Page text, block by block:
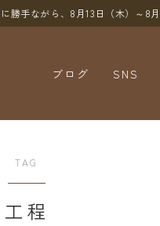
勝手ながら、8月13日（木）～8月
ブログ SNS
TAG
工程